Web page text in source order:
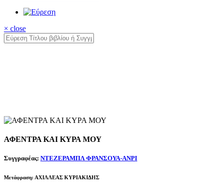
× close
ΑΦΕΝΤΡΑ ΚΑΙ ΚΥΡΑ ΜΟΥ
Συγγραφέας: ΝΤΕΖΕΡΑΜΠΛ ΦΡΑΝΣΟΥΑ-ΑΝΡΙ
Μετάφραση: ΑΧΙΛΛΕΑΣ ΚΥΡΙΑΚΙΔΗΣ